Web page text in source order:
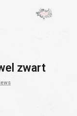
zwart